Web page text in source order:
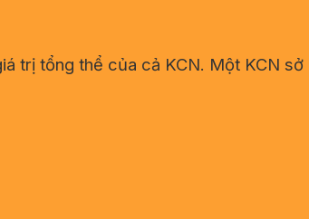
trị tổng thể của cả KCN. Một KCN sở